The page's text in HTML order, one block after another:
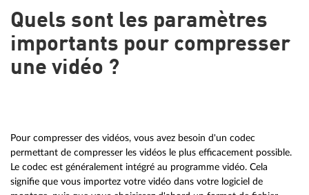
Quels sont les paramètres
importants pour compresser
une vidéo ?
Pour compresser des vidéos, vous avez besoin d'un codec
permettant de compresser les vidéos le plus efficacement possible.
Le codec est généralement intégré au programme vidéo. Cela
signifie que vous importez votre vidéo dans votre logiciel de